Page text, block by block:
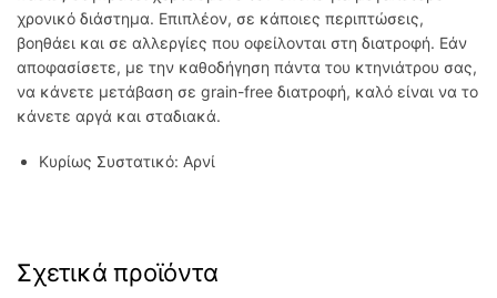
χρονικό διάστημα. Επιπλέον, σε κάποιες περιπτώσεις,
βοηθάει και σε αλλεργίες που οφείλονται στη διατροφή. Εάν
αποφασίσετε, με την καθοδήγηση πάντα του κτηνιάτρου σας,
να κάνετε μετάβαση σε grain-free διατροφή, καλό είναι να το
κάνετε αργά και σταδιακά.
Κυρίως Συστατικό: Αρνί
Σχετικά προϊόντα